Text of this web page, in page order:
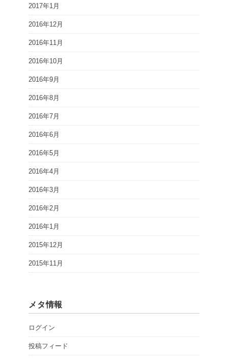
2017年1月
2016年12月
2016年11月
2016年10月
2016年9月
2016年8月
2016年7月
2016年6月
2016年5月
2016年4月
2016年3月
2016年2月
2016年1月
2015年12月
2015年11月
メタ情報
ログイン
投稿フィード